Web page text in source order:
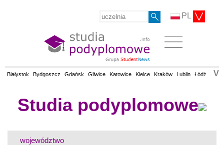
PL
Białystok Bydgoszcz Gdańsk Gliwice Katowice Kielce Kraków Lublin Łódź V
Studia podyplomowe
województwo